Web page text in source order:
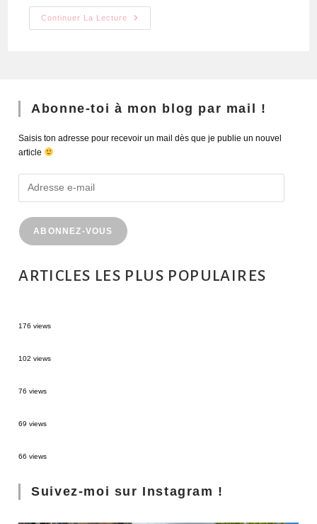
Continuer La Lecture
Abonne-toi à mon blog par mail !
Saisis ton adresse pour recevoir un mail dès que je publie un nouvel
article
ABONNEZ-VOUS
ARTICLES LES PLUS POPULAIRES
176 views
102 views
76 views
69 views
66 views
Suivez-moi sur Instagram !